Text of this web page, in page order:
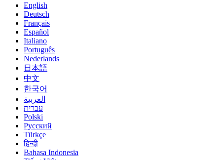
English
Deutsch
Français
Español
Italiano
Português
Nederlands
日本語
中文
한국어
العربية
עברית
Polski
Русский
Türkçe
हिन्दी
Bahasa Indonesia